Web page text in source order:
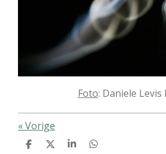
Foto: Daniele Levis
«Vorige
D
D
S
D